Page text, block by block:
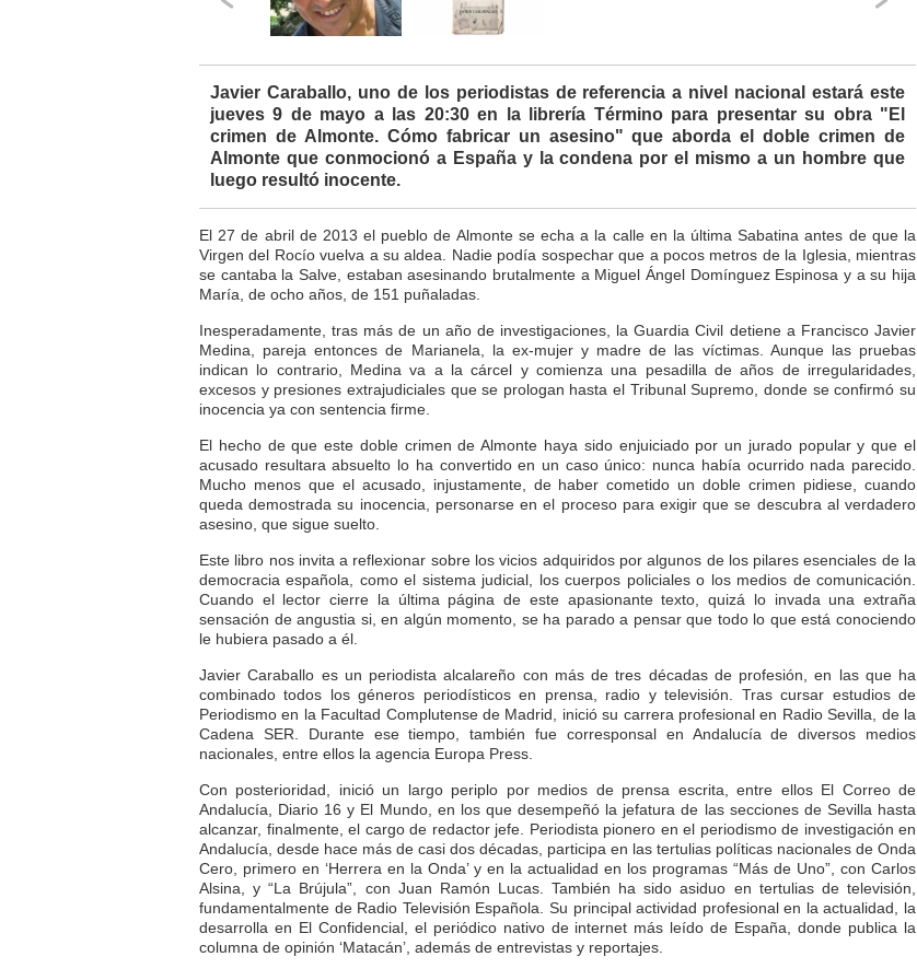
Javier Caraballo, uno de los periodistas de referencia a nivel nacional estará este
jueves 9 de mayo a las 20:30 en la librería Término para presentar su obra "El
crimen de Almonte. Cómo fabricar un asesino" que aborda el doble crimen de
Almonte que conmocionó a España y la condena por el mismo a un hombre que
luego resultó inocente.
El 27 de abril de 2013 el pueblo de Almonte se echa a la calle en la última Sabatina antes de que la
Virgen del Rocío vuelva a su aldea. Nadie podía sospechar que a pocos metros de la Iglesia, mientras
se cantaba la Salve, estaban asesinando brutalmente a Miguel Ángel Domínguez Espinosa y a su hija
María, de ocho años, de 151 puñaladas.
Inesperadamente, tras más de un año de investigaciones, la Guardia Civil detiene a Francisco Javier
Medina, pareja entonces de Marianela, la ex-mujer y madre de las víctimas. Aunque las pruebas
indican lo contrario, Medina va a la cárcel y comienza una pesadilla de años de irregularidades,
excesos y presiones extrajudiciales que se prologan hasta el Tribunal Supremo, donde se confirmó su
inocencia ya con sentencia firme.
El hecho de que este doble crimen de Almonte haya sido enjuiciado por un jurado popular y que el
acusado resultara absuelto lo ha convertido en un caso único: nunca había ocurrido nada parecido.
Mucho menos que el acusado, injustamente, de haber cometido un doble crimen pidiese, cuando
queda demostrada su inocencia, personarse en el proceso para exigir que se descubra al verdadero
asesino, que sigue suelto.
Este libro nos invita a reflexionar sobre los vicios adquiridos por algunos de los pilares esenciales de la
democracia española, como el sistema judicial, los cuerpos policiales o los medios de comunicación.
Cuando el lector cierre la última página de este apasionante texto, quizá lo invada una extraña
sensación de angustia si, en algún momento, se ha parado a pensar que todo lo que está conociendo
le hubiera pasado a él.
Javier Caraballo es un periodista alcalareño con más de tres décadas de profesión, en las que ha
combinado todos los géneros periodísticos en prensa, radio y televisión. Tras cursar estudios de
Periodismo en la Facultad Complutense de Madrid, inició su carrera profesional en Radio Sevilla, de la
Cadena SER. Durante ese tiempo, también fue corresponsal en Andalucía de diversos medios
nacionales, entre ellos la agencia Europa Press.
Con posterioridad, inició un largo periplo por medios de prensa escrita, entre ellos El Correo de
Andalucía, Diario 16 y El Mundo, en los que desempeñó la jefatura de las secciones de Sevilla hasta
alcanzar, finalmente, el cargo de redactor jefe. Periodista pionero en el periodismo de investigación en
Andalucía, desde hace más de casi dos décadas, participa en las tertulias políticas nacionales de Onda
Cero, primero en ‘Herrera en la Onda’ y en la actualidad en los programas “Más de Uno”, con Carlos
Alsina, y “La Brújula”, con Juan Ramón Lucas. También ha sido asiduo en tertulias de televisión,
fundamentalmente de Radio Televisión Española. Su principal actividad profesional en la actualidad, la
desarrolla en El Confidencial, el periódico nativo de internet más leído de España, donde publica la
columna de opinión ‘Matacán’, además de entrevistas y reportajes.